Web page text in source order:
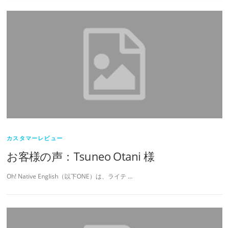
カスタマーレビュー
お客様の声：Tsuneo Otani 様
Oh! Native English（以下ONE）は、ライテ …